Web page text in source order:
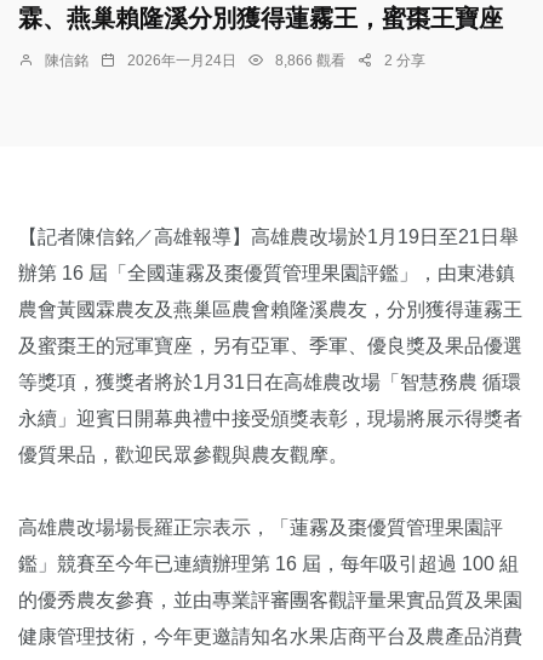
霖、燕巢賴隆溪分別獲得蓮霧王，蜜棗王寶座
陳信銘 2026年一月24日 8,866 觀看 2 分享
【記者陳信銘／高雄報導】高雄農改場於1月19日至21日舉
辦第 16 屆「全國蓮霧及棗優質管理果園評鑑」，由東港鎮
農會黃國霖農友及燕巢區農會賴隆溪農友，分別獲得蓮霧王
及蜜棗王的冠軍寶座，另有亞軍、季軍、優良獎及果品優選
等獎項，獲獎者將於1月31日在高雄農改場「智慧務農 循環
永續」迎賓日開幕典禮中接受頒獎表彰，現場將展示得獎者
優質果品，歡迎民眾參觀與農友觀摩。
高雄農改場場長羅正宗表示，「蓮霧及棗優質管理果園評
鑑」競賽至今年已連續辦理第 16 屆，每年吸引超過 100 組
的優秀農友參賽，並由專業評審團客觀評量果實品質及果園
健康管理技術，今年更邀請知名水果店商平台及農產品消費